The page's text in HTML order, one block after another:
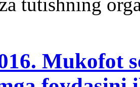
Mukofot